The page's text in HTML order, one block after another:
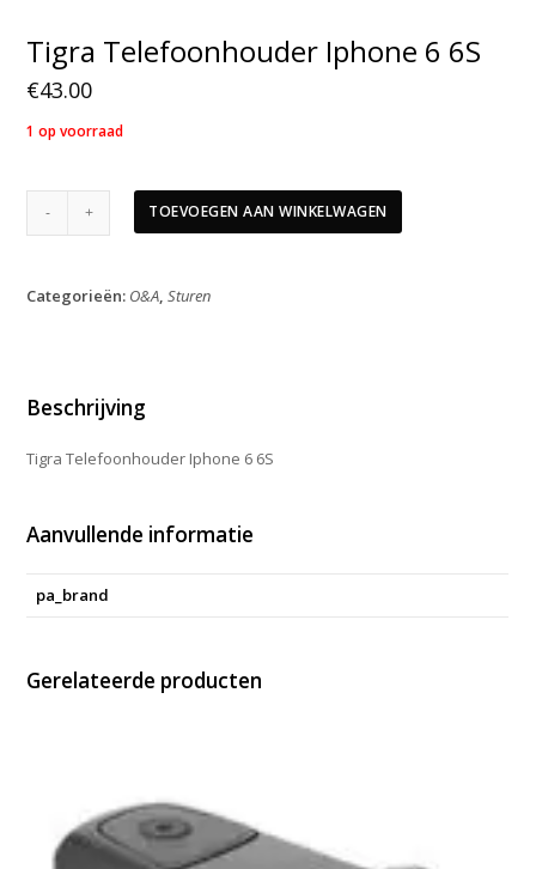
Tigra Telefoonhouder Iphone 6 6S
€43.00
1 op voorraad
Telefoonhouder
6S
TOEVOEGEN AAN WINKELWAGEN
Categorieën: O&A,Sturen
Beschrijving
Tigra Telefoonhouder Iphone 6 6S
Aanvullende informatie
pa_brand
Gerelateerde producten